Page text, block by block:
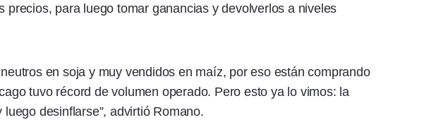
precios, para luego tomar ganancias y devolverlos a niveles
en soja y muy vendidos en maíz, por eso están comprando
tuvo récord de volumen operado. Pero esto ya lo vimos: la
desinflarse”, advirtió Romano.